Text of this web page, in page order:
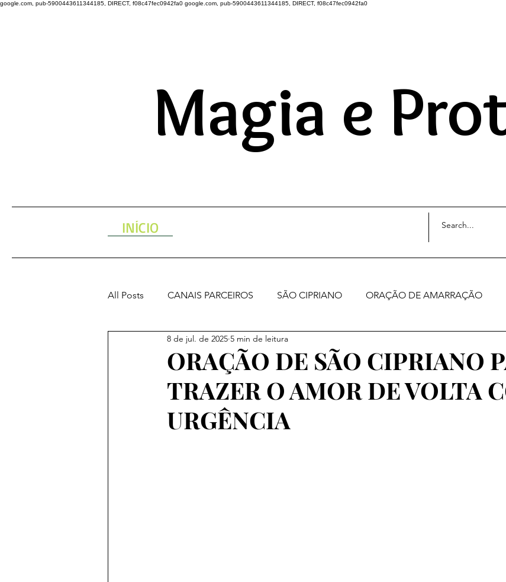
google.com, pub-5900443611344185, DIRECT, f08c47fec0942fa0 google.com, pub-5900443611344185, DIRECT, f08c47fec0942fa0
A ENERGIA DO UNIVERSO ATRAVÉS
Magia e
INÍCIO
All Posts CANAIS PARCEIROS SÃO CIPRIANO ORAÇÃO DE AMARRAÇÃO
ORAÇÕES PODEROSAS
ORAÇÃO DE SÃO CIPRIANO
TRAZER O AMOR DE VOLTA
URGÊNCIA
8 de jul. de 2025 5 min de leitura